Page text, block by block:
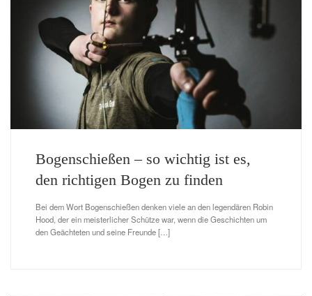
Bogenschießen – so wichtig ist es,
den richtigen Bogen zu finden
Bei dem Wort Bogenschießen denken viele an den legendären Robin
Hood, der ein meisterlicher Schütze war, wenn die Geschichten um
den Geächteten und seine Freunde […]